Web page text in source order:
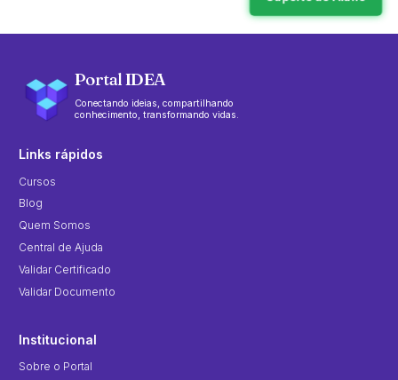
Portal IDEA
Conectando ideias, compartilhando
conhecimento, transformando vidas.
Links rápidos
Cursos
Blog
Quem Somos
Central de Ajuda
Validar Certificado
Validar Documento
Institucional
Sobre o Portal